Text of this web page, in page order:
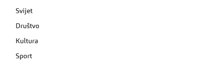
Svijet
Društvo
Kultura
Sport